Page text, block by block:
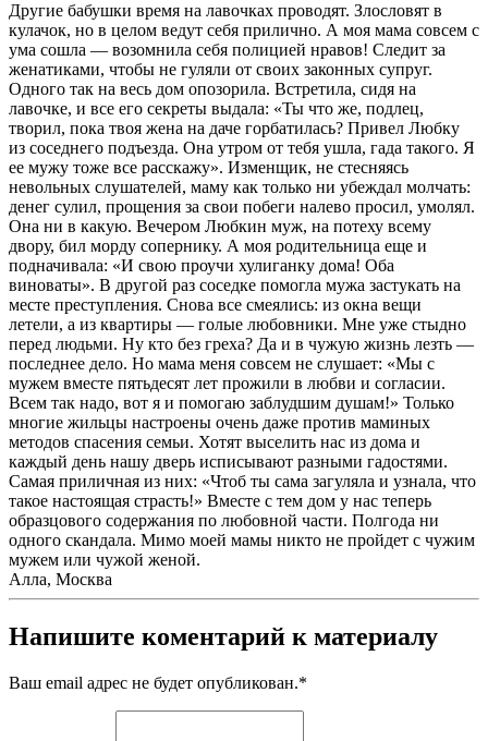
Другие бабушки время на лавочках проводят. Злословят в
кулачок, но в целом ведут себя прилично. А моя мама совсем с
ума сошла — возомнила себя полицией нравов! Следит за
женатиками, чтобы не гуляли от своих законных супруг.
Одного так на весь дом опозорила. Встретила, сидя на
лавочке, и все его секреты выдала: «Ты что же, подлец,
творил, пока твоя жена на даче горбатилась? Привел Любку
из соседнего подъезда. Она утром от тебя ушла, гада такого. Я
ее мужу тоже все расскажу». Изменщик, не стесняясь
невольных слушателей, маму как только ни убеждал молчать:
денег сулил, прощения за свои побеги налево просил, умолял.
Она ни в какую. Вечером Любкин муж, на потеху всему
двору, бил морду сопернику. А моя родительница еще и
подначивала: «И свою проучи хулиганку дома! Оба
виноваты». В другой раз соседке помогла мужа застукать на
месте преступления. Снова все смеялись: из окна вещи
летели, а из квартиры — голые любовники. Мне уже стыдно
перед людьми. Ну кто без греха? Да и в чужую жизнь лезть —
последнее дело. Но мама меня совсем не слушает: «Мы с
мужем вместе пятьдесят лет прожили в любви и согласии.
Всем так надо, вот я и помогаю заблудшим душам!» Только
многие жильцы настроены очень даже против маминых
методов спасения семьи. Хотят выселить нас из дома и
каждый день нашу дверь исписывают разными гадостями.
Самая приличная из них: «Чтоб ты сама загуляла и узнала, что
такое настоящая страсть!» Вместе с тем дом у нас теперь
образцового содержания по любовной части. Полгода ни
одного скандала. Мимо моей мамы никто не пройдет с чужим
мужем или чужой женой.
Алла, Москва
Напишите коментарий к материалу
Ваш email адрес не будет опубликован.*